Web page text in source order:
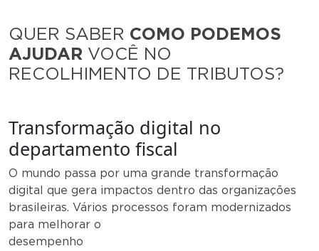
QUER SABER COMO PODEMOS
AJUDAR VOCÊ NO
RECOLHIMENTO DE TRIBUTOS?
Transformação digital no
departamento fiscal
O mundo passa por uma grande transformação
digital que gera impactos dentro das organizações
brasileiras. Vários processos foram modernizados
para melhorar o
desempenho